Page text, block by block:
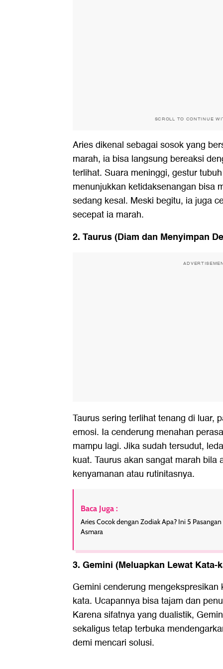
SCROLL TO CONTINUE
Aries dikenal sebagai sosok yang
marah, ia bisa langsung bereaksi
terlihat. Suara meninggi, gestur
menunjukkan ketidaksenangan bisa
sedang kesal. Meski begitu, ia juga
secepat ia marah.
2. Taurus (Diam dan Menyimpan
Taurus sering terlihat tenang di luar,
emosi. Ia cenderung menahan
mampu lagi. Jika sudah tersudut,
kuat. Taurus akan sangat marah bila
kenyamanan atau rutinitasnya.
Baca Juga :
Aries Cocok dengan Zodiak Apa? Ini 5
Asmara
3. Gemini (Meluapkan Lewat Kata-
Gemini cenderung
kata. Ucapannya bisa tajam dan
Karena sifatnya yang dualistik,
sekaligus tetap terbuka
demi mencari solusi.